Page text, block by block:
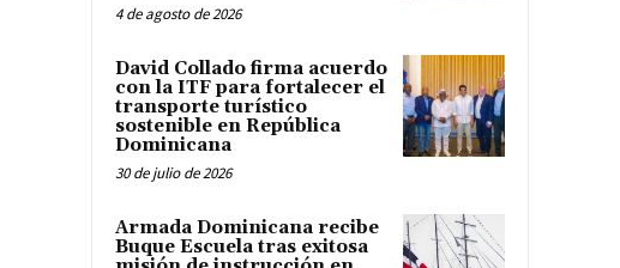
4 de agosto de 2026
David Collado firma acuerdo
con la ITF para fortalecer el
transporte turístico
sostenible en República
Dominicana
30 de julio de 2026
Armada Dominicana recibe
Buque Escuela tras exitosa